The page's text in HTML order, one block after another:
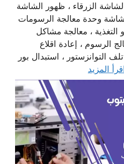
الزرقاء ، ظهور الشاشة
وحدة معالجة الرسومات
، معالجة مشاكل
الرسوم ، إعادة اقلاع
التوانزستور ، استبدال بور
المزيد